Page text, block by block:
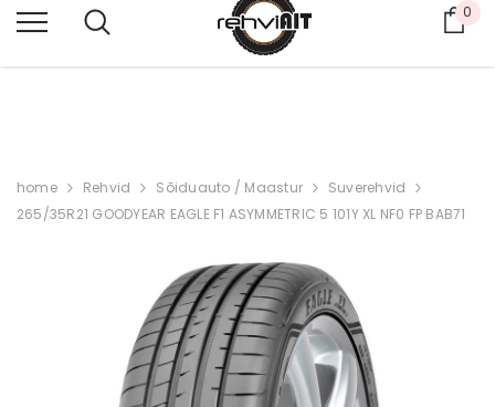
PAKUME KA LAIAS VALIKUS KASUTATUD REHVE,
ÜSI PAKKUMIST 53462990
0
home Rehvid Sõiduauto / Maastur
Suverehvid
265/35R21 GOODYEAR EAGLE F1 ASYMMETRIC 5 101Y XL NF0 FP BAB71